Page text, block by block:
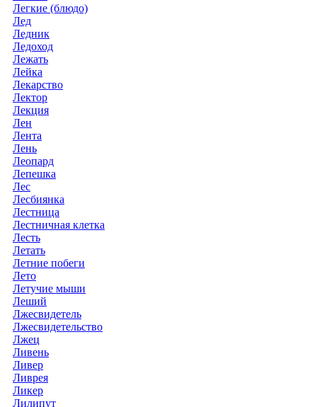
Легкие (блюдо)
Лед
Ледник
Ледоход
Лежать
Лейка
Лекарство
Лектор
Лекция
Лен
Лента
Лень
Леопард
Лепешка
Лес
Лесбиянка
Лестница
Лестничная клетка
Лесть
Летать
Летние побеги
Лето
Летучие мыши
Леший
Лжесвидетель
Лжесвидетельство
Лжец
Ливень
Ливер
Ливрея
Ликер
Лилипут